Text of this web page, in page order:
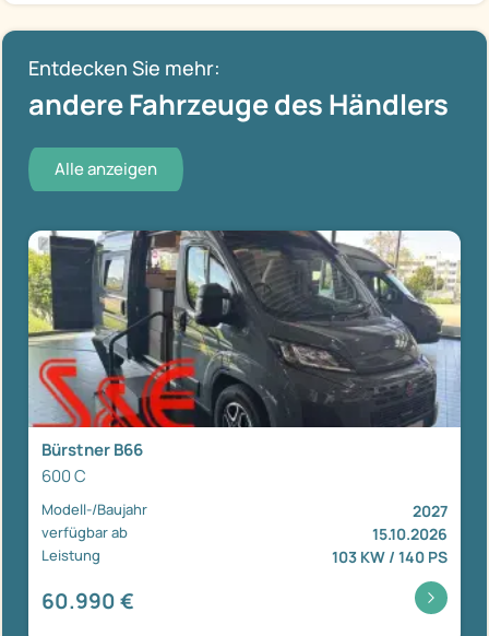
Entdecken Sie mehr:
andere Fahrzeuge des Händlers
Alle anzeigen
Bürstner B66
600 C
Modell-/Baujahr 2027
verfügbar ab 15.10.2026
Leistung 103 KW / 140 PS
60.990 €